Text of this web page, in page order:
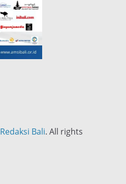
Redaksi Bali. All rights